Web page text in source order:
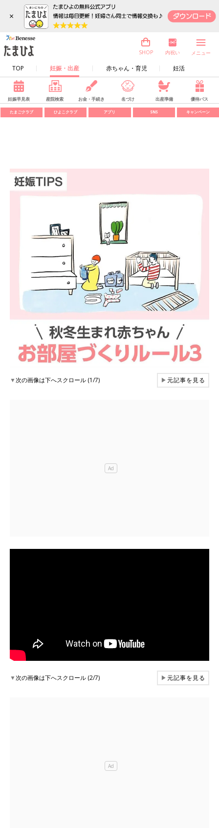
×
TOP 妊娠・出産 赤ちゃん・育児 妊活
SHOP 内祝い メニュー
妊娠早見表 産院検索 お金・手続き 名づけ 出産準備 優待パス
たまごクラブ ひよこクラブ アプリ SNS キャンペーン
▼次の画像は下へスクロール (1/7) ▶元記事を見る
▼次の画像は下へスクロール (2/7) ▶元記事を見る